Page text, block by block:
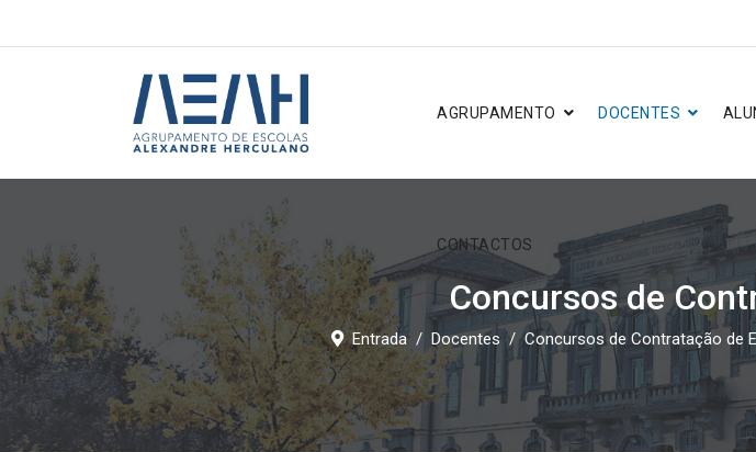
AGRUPAMENTO DOCENTES
CONTACTOS
Concursos de
Entrada Docentes Concursos de Contratação de